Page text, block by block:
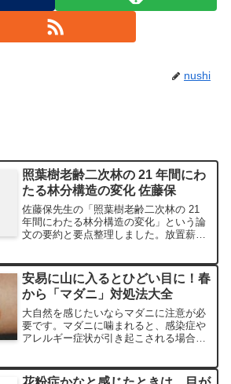
nushi
照葉樹老齢二次林の 21 年間にわ
たる林分構造の変化 佐藤保
佐藤保先生の「照葉樹老齢二次林の 21
年間にわたる林分構造の変化」という論
文の要約と要点整理しました。放置薪炭
安易に山に入るとひどい目に！春
から「マダニ」対処法大全
大自然を感じたいならマダニに注意が必
要です。マダニに噛まれると、感染症や
アレルギー症状が引き起こされる場合が
徴や対策について解説します